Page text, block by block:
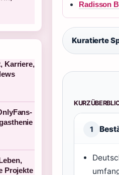
Radisson
Kuratierte
1
Karriere,
Projekte